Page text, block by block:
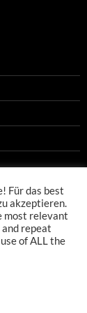
Für das best
akzeptieren.
most relevant
repeat
of ALL the